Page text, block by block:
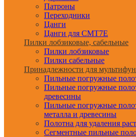
Патроны
Переходники
Цанги
Цанги для CMT7E
Пилки лобзиковые, сабельные
Пилки лобзиковые
Пилки сабельные
Принадлежности для
Пильные погружные
Пильные погружные
древесины
Пильные погружные
металла и древесины
Полотна для удаления
Сегментные пильные